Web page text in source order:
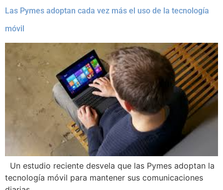
Las Pymes adoptan cada vez más el uso de la tecnología
móvil
Un estudio reciente desvela que las Pymes adoptan la
tecnología móvil para mantener sus comunicaciones